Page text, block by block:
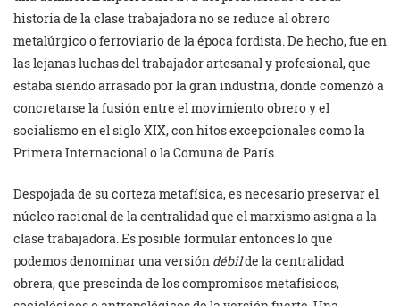
historia de la clase trabajadora no se reduce al obrero
metalúrgico o ferroviario de la época fordista. De hecho, fue en
las lejanas luchas del trabajador artesanal y profesional, que
estaba siendo arrasado por la gran industria, donde comenzó a
concretarse la fusión entre el movimiento obrero y el
socialismo en el siglo XIX, con hitos excepcionales como la
Primera Internacional o la Comuna de París.
Despojada de su corteza metafísica, es necesario preservar el
núcleo racional de la centralidad que el marxismo asigna a la
clase trabajadora. Es posible formular entonces lo que
podemos denominar una versión débilde la centralidad
obrera, que prescinda de los compromisos metafísicos,